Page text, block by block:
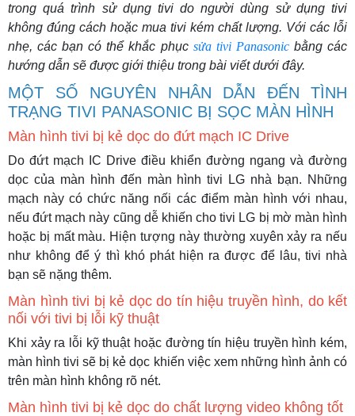
trong quá trình sử dụng tivi do người dùng sử dụng tivi
không đúng cách hoặc mua tivi kém chất lượng. Với các lỗi
nhẹ, các bạn có thể khắc phục sửa tivi Panasonicbằng các
hướng dẫn sẽ được giới thiệu trong bài viết dưới đây.
MỘT SỐ NGUYÊN NHÂN DẪN ĐẾN TÌNH
TRẠNG TIVI PANASONIC BỊ SỌC MÀN HÌNH
Màn hình tivi bị kẻ dọc do đứt mạch IC Drive
Do đứt mạch IC Drive điều khiển đường ngang và đường
dọc của màn hình đến màn hình tivi LG nhà bạn. Những
mạch này có chức năng nối các điểm màn hình với nhau,
nếu đứt mạch này cũng dễ khiến cho tivi LG bị mờ màn hình
hoặc bị mất màu. Hiện tượng này thường xuyên xảy ra nếu
như không để ý thì khó phát hiện ra được để lâu, tivi nhà
bạn sẽ nặng thêm.
Màn hình tivi bị kẻ dọc do tín hiệu truyền hình, do kết
nối với tivi bị lỗi kỹ thuật
Khi xảy ra lỗi kỹ thuật hoặc đường tín hiệu truyền hình kém,
màn hình tivi sẽ bị kẻ dọc khiến việc xem những hình ảnh có
trên màn hình không rõ nét.
Màn hình tivi bị kẻ dọc do chất lượng video không tốt